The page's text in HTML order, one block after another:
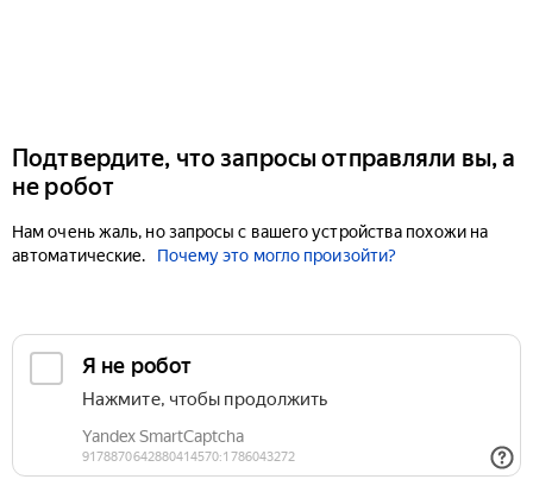
Подтвердите, что запросы отправляли вы, а
не робот
Нам очень жаль, но запросы с вашего устройства похожи на
автоматические.
Почему это могло произойти?